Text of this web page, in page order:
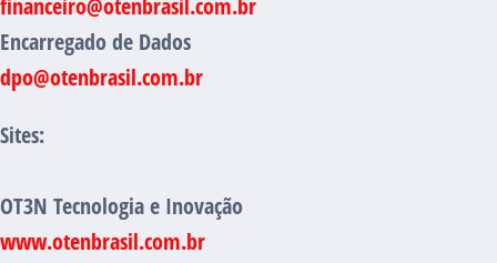
Encarregado de Dados
dpo@otenbrasil.com.br
Sites:
OT3N Tecnologia e Inovação
www.otenbrasil.com.br